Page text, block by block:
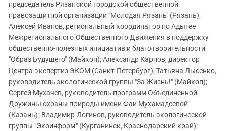
председатель Рязанской городской общественной
правозащитной организации "Молодая Рязань" (Рязань);
Алексей Иванов, региональный координатор по Адыгее
Межрегионального Общественного Движения в поддержку
общественно-полезных инициатив и благотворительности
"Образ Будущего" (Майкоп); Александр Карпов, директор
Центра экспертиз ЭКОМ (Санкт-Петербург); Татьяна Лысенко,
руководитель экологической группы "За Жизнь!" (Майкоп);
Сергей Мухачев, руководитель программ Объединенной
Дружины охраны природы имени Фаи Мухамадеевой
(Казань); Владимир Логинов, руководитель экологической
группы "Экоинформ" (Курганинск, Краснодарский край);